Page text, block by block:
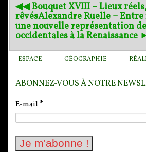
◀︎◀︎ Bouquet XVIII – Lieux
rêvésAlexandre Ruelle –
une nouvelle représentation
occidentales à la Renaissance
ESPACE GÉOGRAPHIE
ABONNEZ-VOUS À NOTRE
E-mail *